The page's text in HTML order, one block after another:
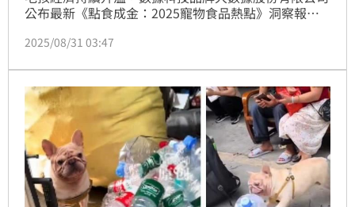
公布最新《點食成金：2025寵物食品熱點》洞察報
自2021年7月1日至2025年6月30日觀測發現，儘管市
罐頭」聲量四年成長近59%，飼主選食邏輯已從「餵飽
毛孩」進化為「吃得有效、吃得安心」；同時，2025
年狗食品牌自營通路聲量年增195%，超越蝦皮購
2025/08/31 03:47